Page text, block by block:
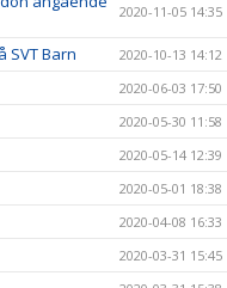
2020-11-05 14:35
SVT Barn 2020-10-13 14:12
2020-06-03 17:50
2020-05-30 11:58
2020-05-14 12:39
2020-05-01 18:38
2020-04-08 16:33
2020-03-31 15:45